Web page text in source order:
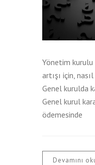
Yönetim kurulu
artışı için,
Genel kurulda
Genel kurul
ödemesinde
Devamını